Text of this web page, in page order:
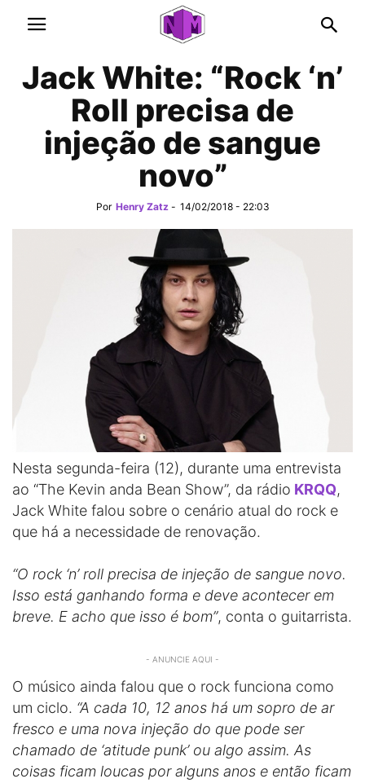
Jack White: “Rock ‘n’
Roll precisa de
injeção de sangue
novo”
Por Henry Zatz - 14/02/2018 - 22:03
Nesta segunda-feira (12), durante uma entrevista
ao “The Kevin anda Bean Show”, da rádio KRQQ,
Jack White falou sobre o cenário atual do rock e
que há a necessidade de renovação.
“O rock ‘n’ roll precisa de injeção de sangue novo.
Isso está ganhando forma e deve acontecer em
breve. E acho que isso é bom”, conta o guitarrista.
- ANUNCIE AQUI -
O músico ainda falou que o rock funciona como
um ciclo. “A cada 10, 12 anos há um sopro de ar
fresco e uma nova injeção do que pode ser
chamado de ‘atitude punk’ ou algo assim. As
coisas ficam loucas por alguns anos e então ficam